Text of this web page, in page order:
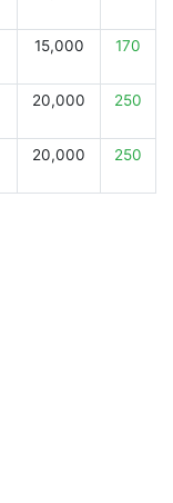
15,000 170
20,000 250
20,000 250